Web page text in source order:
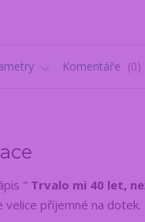
Komentáře 0
" Trvalo mi 40 let,
příjemné na